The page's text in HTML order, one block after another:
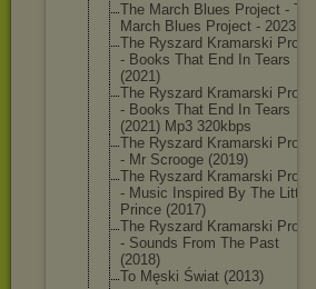
The March Blues Project - The
March Blues Project - 2023
The Ryszard Kramarski Project
- Books That End In Tears
(2021)
The Ryszard Kramarski Project
- Books That End In Tears
(2021) Mp3 320kbps
The Ryszard Kramarski Project
- Mr Scrooge (2019)
The Ryszard Kramarski Project
- Music Inspired By The Little
Prince (2017)
The Ryszard Kramarski Project
- Sounds From The Past
(2018)
To Męski Świat (2013)